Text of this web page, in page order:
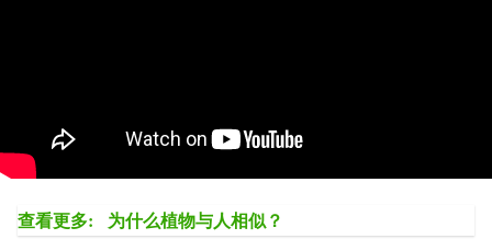
查看更多: 为什么植物与人相似？